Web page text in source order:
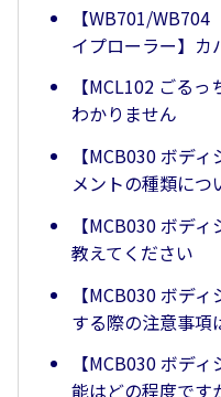
【WB701/
イプローラー】カ
【MCL102 ごる
わかりません
【MCB030 ボデ
メントの種類につ
【MCB030 ボデ
教えてください
【MCB030 ボデ
する際の注意事項
【MCB030 ボデ
能はどの程度です